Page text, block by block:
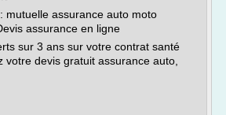
mutuelle assurance auto moto
assurance en ligne
sur 3 ans sur votre contrat santé
votre devis gratuit assurance auto,